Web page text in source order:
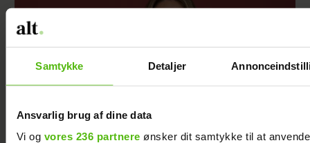
Samtykke Detaljer
Ansvarlig brug af dine data
Vi og vores 236 partnere ønsker dit samtykke til at